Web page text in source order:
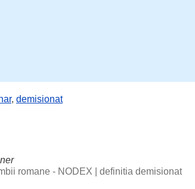
, demisionat
romane - NODEX
definitia demisionat